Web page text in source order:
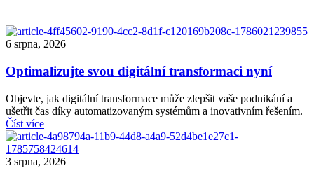
6 srpna, 2026
Optimalizujte svou digitální transformaci nyní
Objevte, jak digitální transformace může zlepšit vaše podnikání a
ušetřit čas díky automatizovaným systémům a inovativním řešením.
Číst více
3 srpna, 2026